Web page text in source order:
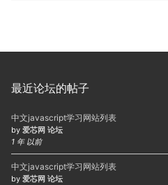
最近论坛的帖子
中文javascript学习网站列表
by 爱芯网 论坛
1 年 以前
中文javascript学习网站列表
by 爱芯网 论坛